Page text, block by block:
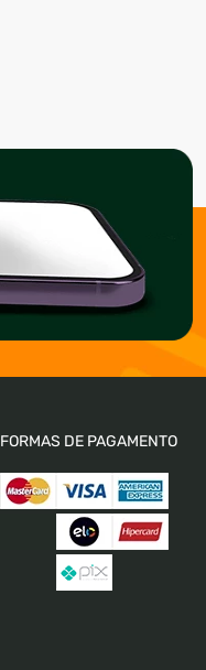
FORMAS DE PAGAMENTO